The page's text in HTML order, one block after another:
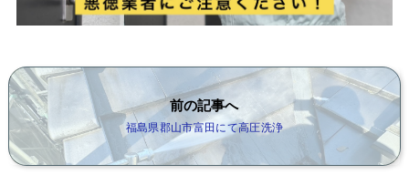
前の記事へ
福島県郡山市富田にて高圧洗浄